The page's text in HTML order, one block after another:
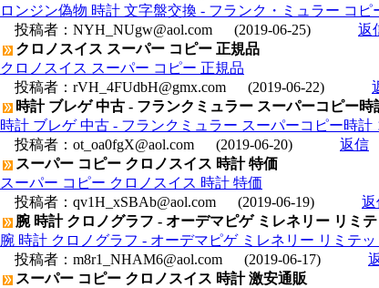
ロンジン偽物 時計 文字盤交換 - フランク・ミュラー コ
投稿者： NYH_NUgw@aol.com (2019-06-25)
返
クロノスイス スーパー コピー 正規品
クロノスイス スーパー コピー 正規品
投稿者： rVH_4FUdbH@gmx.com (2019-06-22)
時計 ブレゲ 中古 - フランクミュラー スーパーコピー
時計 ブレゲ 中古 - フランクミュラー スーパーコピー時
投稿者： ot_oa0fgX@aol.com (2019-06-20)
返信
スーパー コピー クロノスイス 時計 特価
スーパー コピー クロノスイス 時計 特価
投稿者： qv1H_xSBAb@aol.com (2019-06-19)
返
腕 時計 クロノグラフ - オーデマピゲ ミレネリー リミ
腕 時計 クロノグラフ - オーデマピゲ ミレネリー リミテ
投稿者： m8r1_NHAM6@aol.com (2019-06-17)
スーパー コピー クロノスイス 時計 激安通販